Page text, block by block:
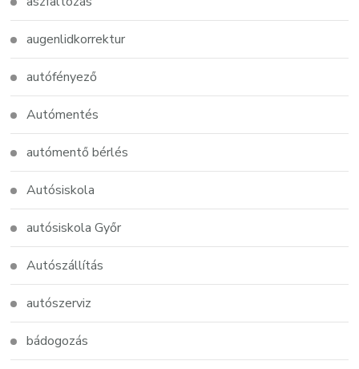
augenlidkorrektur
autófényező
Autómentés
autómentő bérlés
Autósiskola
autósiskola Győr
Autószállítás
autószerviz
bádogozás